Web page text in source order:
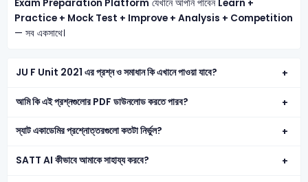
Exam Preparation Platform যেখানে আপনি পাবেন Learn +
Practice + Mock Test + Improve + Analysis + Competition
— সব একসাথে।
JU F Unit 2021 এর প্রশ্ন ও সমাধান কি এখানে পাওয়া যাবে?
আমি কি এই প্রশ্নগুলোর PDF ডাউনলোড করতে পারব?
স্যাট একাডেমির প্রশ্নোত্তরগুলো কতটা নির্ভুল?
SATT AI কীভাবে আমাকে সাহায্য করবে?